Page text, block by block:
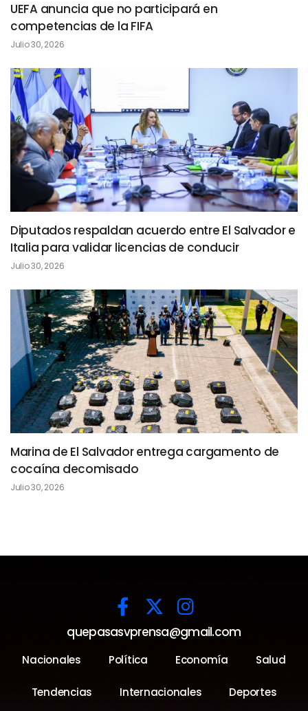
UEFA anuncia que no participará en
competencias de la FIFA
Julio 30, 2026
Diputados respaldan acuerdo entre El Salvador e
Italia para validar licencias de conducir
Julio 30, 2026
Marina de El Salvador entrega cargamento de
cocaína decomisado
Julio 30, 2026
quepasasvprensa@gmail.com
Nacionales Política Economía Salud
Tendencias Internacionales Deportes